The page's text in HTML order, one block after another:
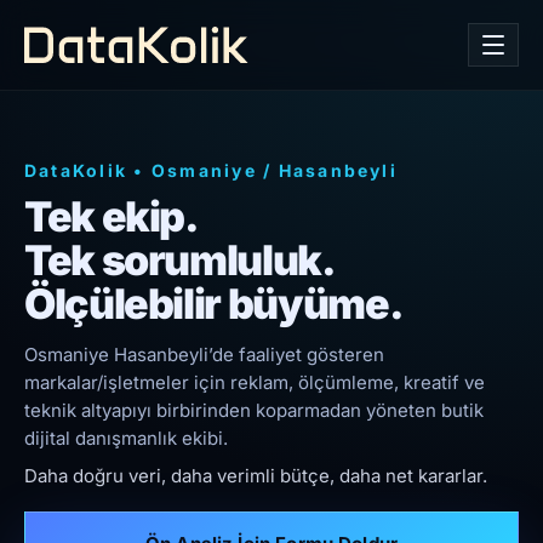
DataKolik • Osmaniye / Hasanbeyli
Tek ekip.
Tek sorumluluk.
Ölçülebilir büyüme.
Osmaniye Hasanbeyli’de faaliyet gösteren
markalar/işletmeler için reklam, ölçümleme, kreatif ve
teknik altyapıyı birbirinden koparmadan yöneten butik
dijital danışmanlık ekibi.
Daha doğru veri, daha verimli bütçe, daha net kararlar.